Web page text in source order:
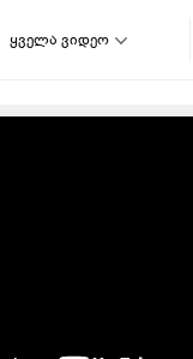
ყველა ვიდეო